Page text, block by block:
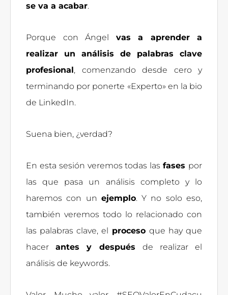
se va a acabar.
Porque con Ángel vas a aprender a
realizar un análisis de palabras clave
profesional, comenzando desde cero y
terminando por ponerte «Experto» en la bio
de LinkedIn.
Suena bien, ¿verdad?
En esta sesión veremos todas lasfases por
las que pasa un análisis completo y lo
haremos con un ejemplo. Y no solo eso,
también veremos todo lo relacionado con
las palabras clave, el proceso que hay que
hacerantes y después de realizar el
análisis de keywords.